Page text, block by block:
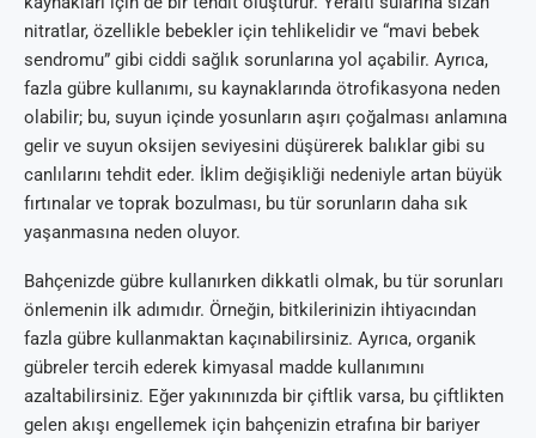
nitratlar, özellikle bebekler için tehlikelidir ve “mavi bebek
sendromu” gibi ciddi sağlık sorunlarına yol açabilir. Ayrıca,
fazla gübre kullanımı, su kaynaklarında ötrofikasyona neden
olabilir; bu, suyun içinde yosunların aşırı çoğalması anlamına
gelir ve suyun oksijen seviyesini düşürerek balıklar gibi su
canlılarını tehdit eder. İklim değişikliği nedeniyle artan büyük
fırtınalar ve toprak bozulması, bu tür sorunların daha sık
yaşanmasına neden oluyor.
Bahçenizde gübre kullanırken dikkatli olmak, bu tür sorunları
önlemenin ilk adımıdır. Örneğin, bitkilerinizin ihtiyacından
fazla gübre kullanmaktan kaçınabilirsiniz. Ayrıca, organik
gübreler tercih ederek kimyasal madde kullanımını
azaltabilirsiniz. Eğer yakınınızda bir çiftlik varsa, bu çiftlikten
gelen akışı engellemek için bahçenizin etrafına bir bariyer